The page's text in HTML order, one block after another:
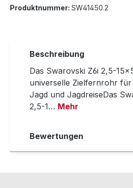
Produktnummer: SW41450.2
Beschreibung
Das Swarovski Z6i 2,5-
universelle Zielfernrohr für
Jagd und JagdreiseDas
2,5-1… Mehr
Bewertungen